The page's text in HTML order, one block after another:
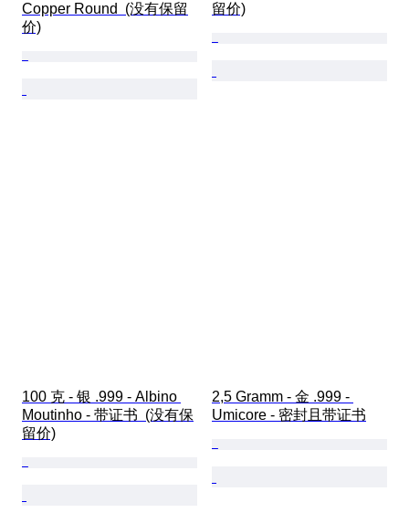
Copper Round  (没有保留
价)
留价)
100 克 - 银 .999 - Albino
Moutinho - 带证书  (没有保
留价)
2,5 Gramm - 金 .999 -
Umicore - 密封且带证书